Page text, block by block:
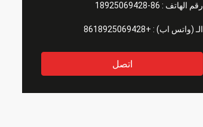
رقم الهاتف : 86-18925069428
الـ (واتس اب) : +8618925069428
اتصل